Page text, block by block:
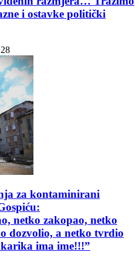
i ostavke politički
za kontaminirani
netko zakopao, netko
dozvolio, a netko tvrdio
ima ime!!!”